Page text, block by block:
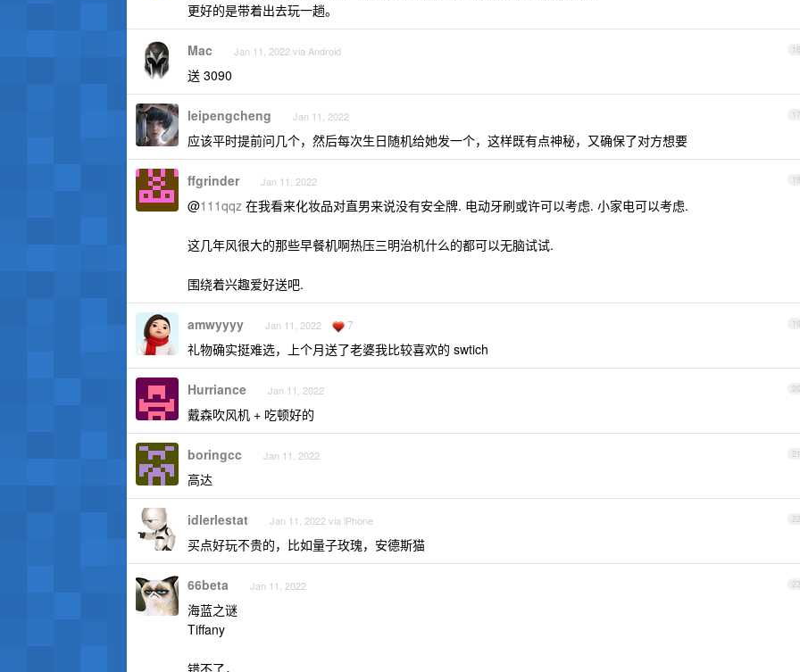
更好的是带着出去玩一趟。
16
Mac Jan 11, 2022 via Android
送 3090
17
leipengcheng Jan 11, 2022
应该平时提前问几个，然后每次生日随机给她发一个，这样既有点神秘，又确保了对方想要
18
ffgrinder Jan 11, 2022
@111qqz 在我看来化妆品对直男来说没有安全牌. 电动牙刷或许可以考虑. 小家电可以考虑.
这几年风很大的那些早餐机啊热压三明治机什么的都可以无脑试试.
围绕着兴趣爱好送吧.
19
amwyyyy Jan 11, 2022 7
礼物确实挺难选，上个月送了老婆我比较喜欢的 swtich
20
Hurriance Jan 11, 2022
戴森吹风机 + 吃顿好的
21
boringcc Jan 11, 2022
高达
22
idlerlestat Jan 11, 2022 via iPhone
买点好玩不贵的，比如量子玫瑰，安德斯猫
23
66beta Jan 11, 2022
海蓝之谜
Tiffany
错不了，